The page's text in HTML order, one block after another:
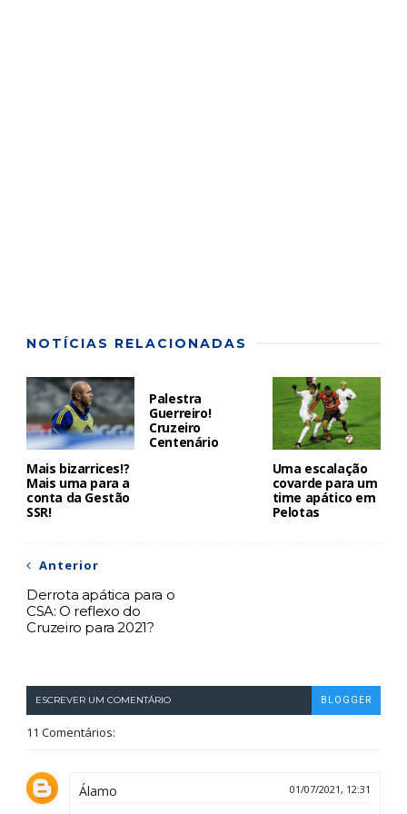
NOTÍCIAS RELACIONADAS
Mais bizarrices!?
Mais uma para a
conta da Gestão
SSR!
Palestra
Guerreiro!
Cruzeiro
Centenário
Uma escalação
covarde para um
time apático em
Pelotas
Anterior
Derrota apática para o
CSA: O reflexo do
Cruzeiro para 2021?
ESCREVER UM COMENTÁRIO BLOGGER
11 Comentários:
Álamo 01/07/2021, 12:31